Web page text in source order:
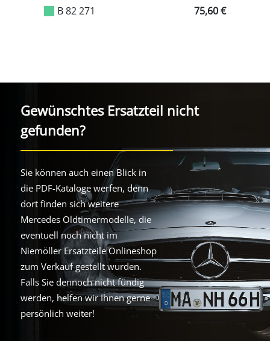
B 82 271
75,60 €
Gewünschtes Ersatzteil nicht
gefunden?
Sie können auch einen Blick in
die PDF-Kataloge werfen, denn
dort finden sich weitere
Mercedes Oldtimermodelle, die
eventuell noch nicht im
Niemöller Ersatzteile Onlineshop
zum Verkauf gestellt wurden.
Falls Sie dennoch nicht fündig
werden, helfen wir Ihnen gerne
persönlich weiter!